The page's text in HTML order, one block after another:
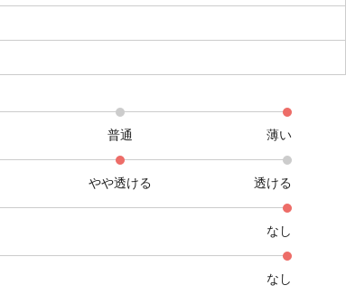
普通 薄い
やや透ける 透ける
なし
なし